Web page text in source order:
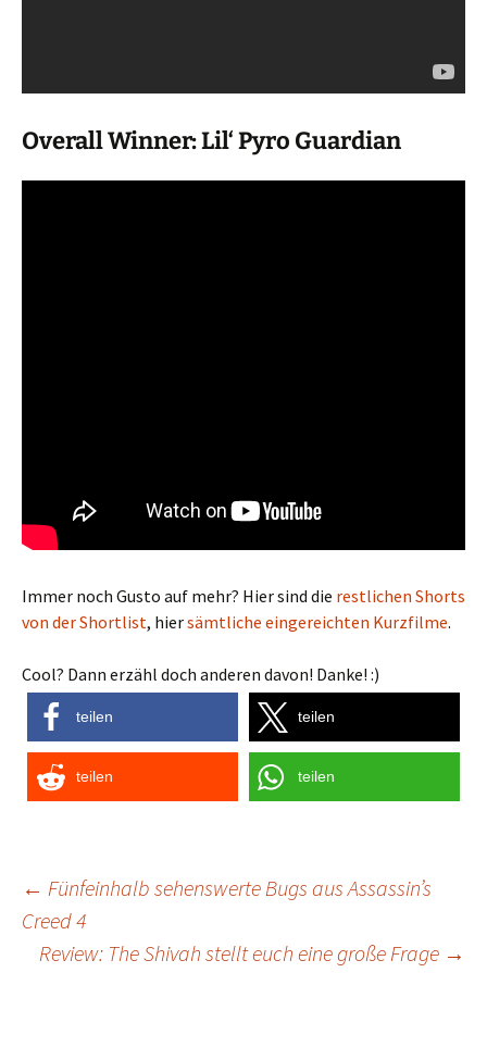
Overall Winner: Lil‘ Pyro Guardian
Immer noch Gusto auf mehr? Hier sind die restlichen Shorts
von der Shortlist, hiersämtliche eingereichten Kurzfilme.
Cool? Dann erzähl doch anderen davon! Danke! :)
teilen teilen
teilen teilen
Post
navigation
← Fünfeinhalb sehenswerte Bugs aus Assassin’s
Creed 4
Review: The Shivah stellt euch eine große Frage →